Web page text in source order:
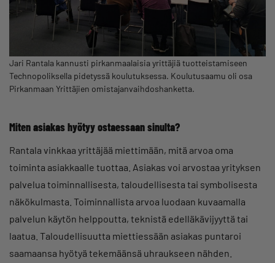
Jari Rantala kannusti pirkanmaalaisia yrittäjiä tuotteistamiseen
Technopoliksella pidetyssä koulutuksessa. Koulutusaamu oli osa
Pirkanmaan Yrittäjien omistajanvaihdoshanketta.
Miten asiakas hyötyy ostaessaan sinulta?
Rantala vinkkaa yrittäjää miettimään, mitä arvoa oma
toiminta asiakkaalle tuottaa. Asiakas voi arvostaa yrityksen
palvelua toiminnallisesta, taloudellisesta tai symbolisesta
näkökulmasta. Toiminnallista arvoa luodaan kuvaamalla
palvelun käytön helppoutta, teknistä edelläkävijyyttä tai
laatua. Taloudellisuutta miettiessään asiakas puntaroi
saamaansa hyötyä tekemäänsä uhraukseen nähden.